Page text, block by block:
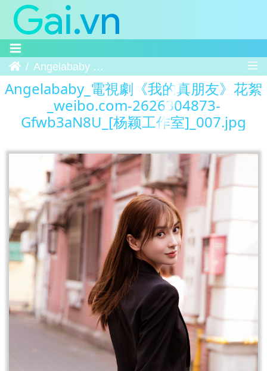
Trang chủAngelababy 電視劇《我的真朋友》花絮 weibo.com-2626304873-Gfwb3aN8U [杨颖工作室] 007
Angelababy_電視劇《我的真朋友》花絮
_weibo.com-2626304873-
Gfwb3aN8U_[杨颖工作室]_007.jpg